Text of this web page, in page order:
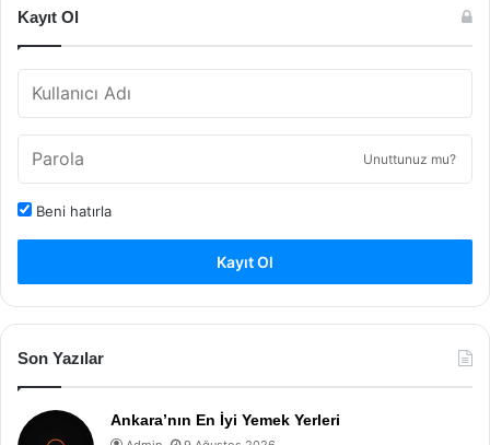
Kayıt Ol
Unuttunuz mu?
Beni hatırla
Kayıt Ol
Son Yazılar
Ankara’nın En İyi Yemek Yerleri